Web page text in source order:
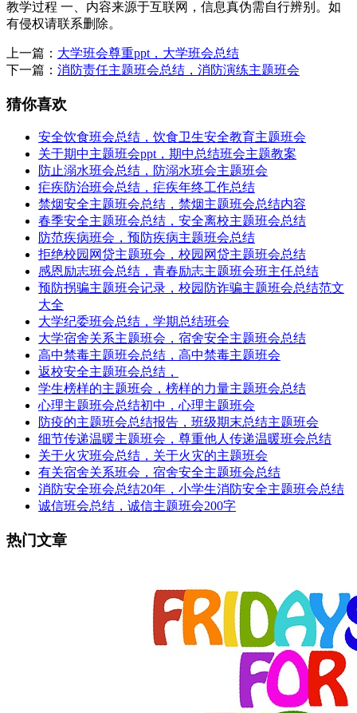
教学过程 一、内容来源于互联网，信息真伪需自行辨别。如
有侵权请联系删除。
上一篇： 大学班会尊重ppt，大学班会总结
下一篇： 消防责任主题班会总结，消防演练主题班会
猜你喜欢
安全饮食班会总结，饮食卫生安全教育主题班会
关于期中主题班会ppt，期中总结班会主题教案
防止溺水班会总结，防溺水班会主题班会
疟疾防治班会总结，疟疾年终工作总结
禁烟安全主题班会总结，禁烟主题班会总结内容
春季安全主题班会总结，安全离校主题班会总结
防范疾病班会，预防疾病主题班会总结
拒绝校园网贷主题班会，校园网贷主题班会总结
感恩励志班会总结，青春励志主题班会班主任总结
预防拐骗主题班会记录，校园防诈骗主题班会总结范文
大全
大学纪委班会总结，学期总结班会
大学宿舍关系主题班会，宿舍安全主题班会总结
高中禁毒主题班会总结，高中禁毒主题班会
返校安全主题班会总结，
学生榜样的主题班会，榜样的力量主题班会总结
心理主题班会总结初中，心理主题班会
防疫的主题班会总结报告，班级期末总结主题班会
细节传递温暖主题班会，尊重他人传递温暖班会总结
关于火灾班会总结，关于火灾的主题班会
有关宿舍关系班会，宿舍安全主题班会总结
消防安全班会总结20年，小学生消防安全主题班会总结
诚信班会总结，诚信主题班会200字
热门文章